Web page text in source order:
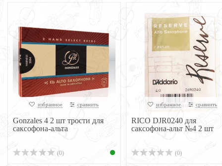
избранное сравнить
Gonzales 4 2 шт трости для
саксофона-альта
(0)
избранное сравнить
RICO DJR0240 для
саксофона-альт №4 2 шт
(0)